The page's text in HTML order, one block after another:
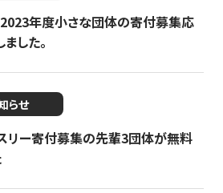
2023年度小さな団体の寄付募集応
した。
らせ
リー寄付募集の先輩3団体が無料